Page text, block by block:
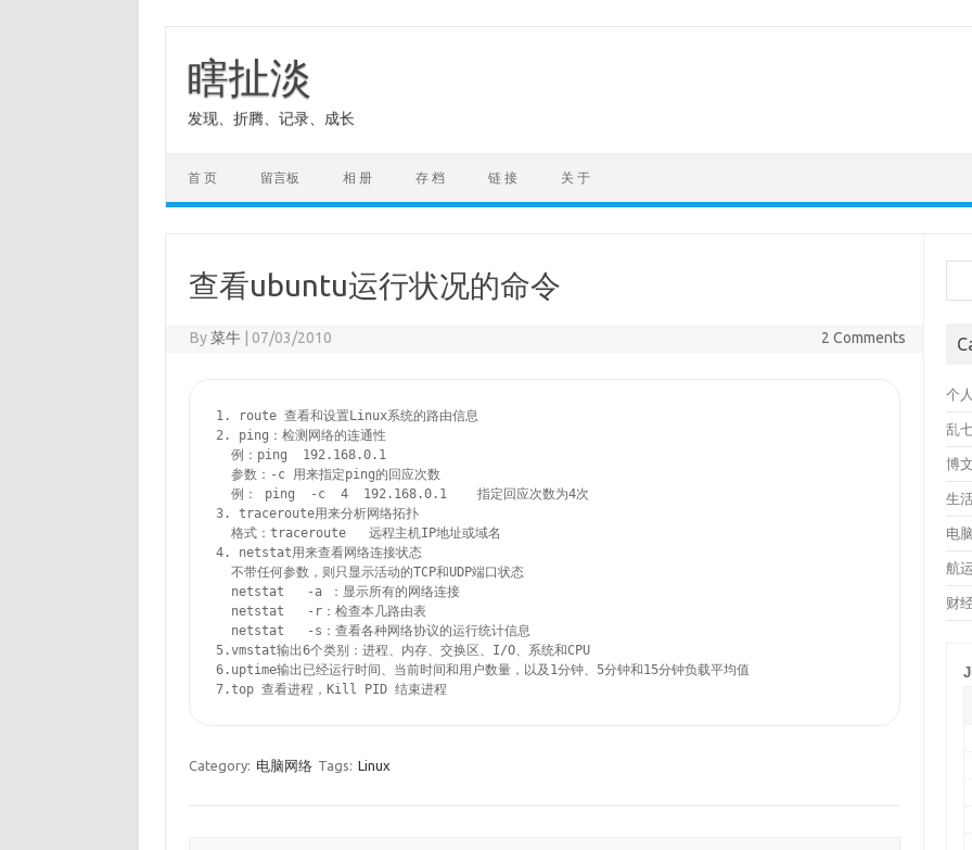
content
瞎扯淡
发现、折腾、记录、成长
首 页 留言板 相 册 存 档 链 接 关 于
查看ubuntu运行状况的命令
By菜牛 07/03/2010 2 Comments
1. route 查看和设置Linux系统的路由信息
2. ping：检测网络的连通性
  例：ping  192.168.0.1
  参数：-c 用来指定ping的回应次数
  例： ping  -c  4  192.168.0.1    指定回应次数为4次
3. traceroute用来分析网络拓扑
  格式：traceroute   远程主机IP地址或域名
4. netstat用来查看网络连接状态
  不带任何参数，则只显示活动的TCP和UDP端口状态
  netstat   -a ：显示所有的网络连接
  netstat   -r：检查本几路由表
  netstat   -s：查看各种网络协议的运行统计信息
5.vmstat输出6个类别：进程、内存、交换区、I/O、系统和CPU
6.uptime输出已经运行时间、当前时间和用户数量，以及1分钟、5分钟和15分钟负载平均值
7.top 查看进程，Kill PID 结束进程
Category: 电脑网络 Tags: Linux
个
乱
博
生
电
航
财